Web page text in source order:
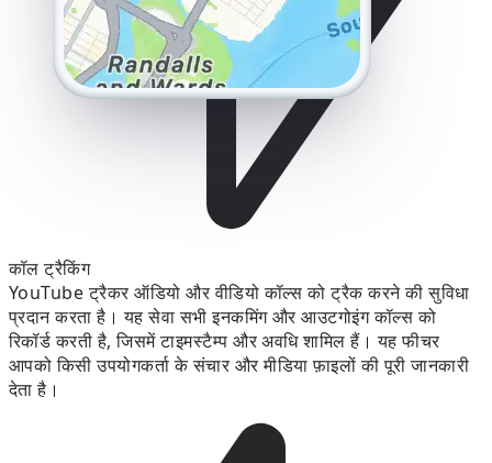
कॉल ट्रैकिंग
YouTube ट्रैकर ऑडियो और वीडियो कॉल्स को ट्रैक करने की सुविधा
प्रदान करता है। यह सेवा सभी इनकमिंग और आउटगोइंग कॉल्स को
रिकॉर्ड करती है, जिसमें टाइमस्टैम्प और अवधि शामिल हैं। यह फीचर
आपको किसी उपयोगकर्ता के संचार और मीडिया फ़ाइलों की पूरी जानकारी
देता है।